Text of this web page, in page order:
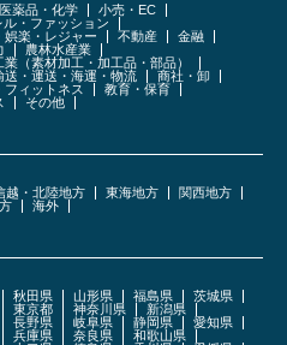
医薬品・化学
小売・EC
ル・ファッション
娯楽・レジャー 不動産
金融
農林水産業
（素材加工・加工品・部品）
送・運送・海運・物流
商社・卸
ィットネス
教育・保育
その他
越・北陸地方 東海地方
関西地方
海外
秋田県 山形県 福島県
茨城県
東京都 神奈川県
新潟県
長野県 岐阜県 静岡県
愛知県
兵庫県 奈良県
和歌山県